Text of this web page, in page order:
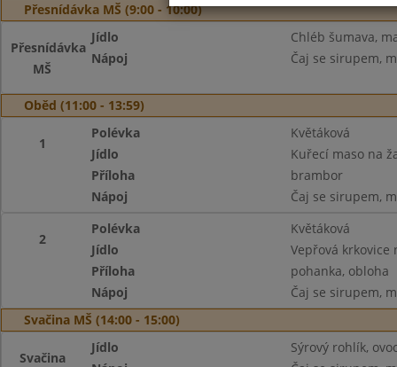
Přesnídávka MŠ (9:00 - 10:00)
Přesnídávka
MŠ
Jídlo
Chléb šumava,
Nápoj
Čaj se sirupem,
Oběd (11:00 - 13:59)
1
Polévka
Květáková
Jídlo
Kuřecí maso na
Příloha
brambor
Nápoj
Čaj se sirupem,
2
Polévka
Květáková
Jídlo
Vepřová krkovice
Příloha
pohanka, obloha
Nápoj
Čaj se sirupem,
Svačina MŠ (14:00 - 15:00)
Svačina
Jídlo
Sýrový rohlík,